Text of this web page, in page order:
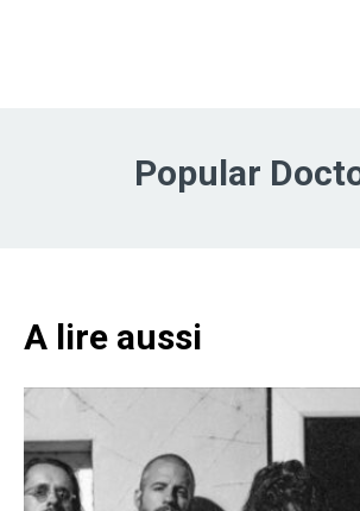
Popular
A lire aussi